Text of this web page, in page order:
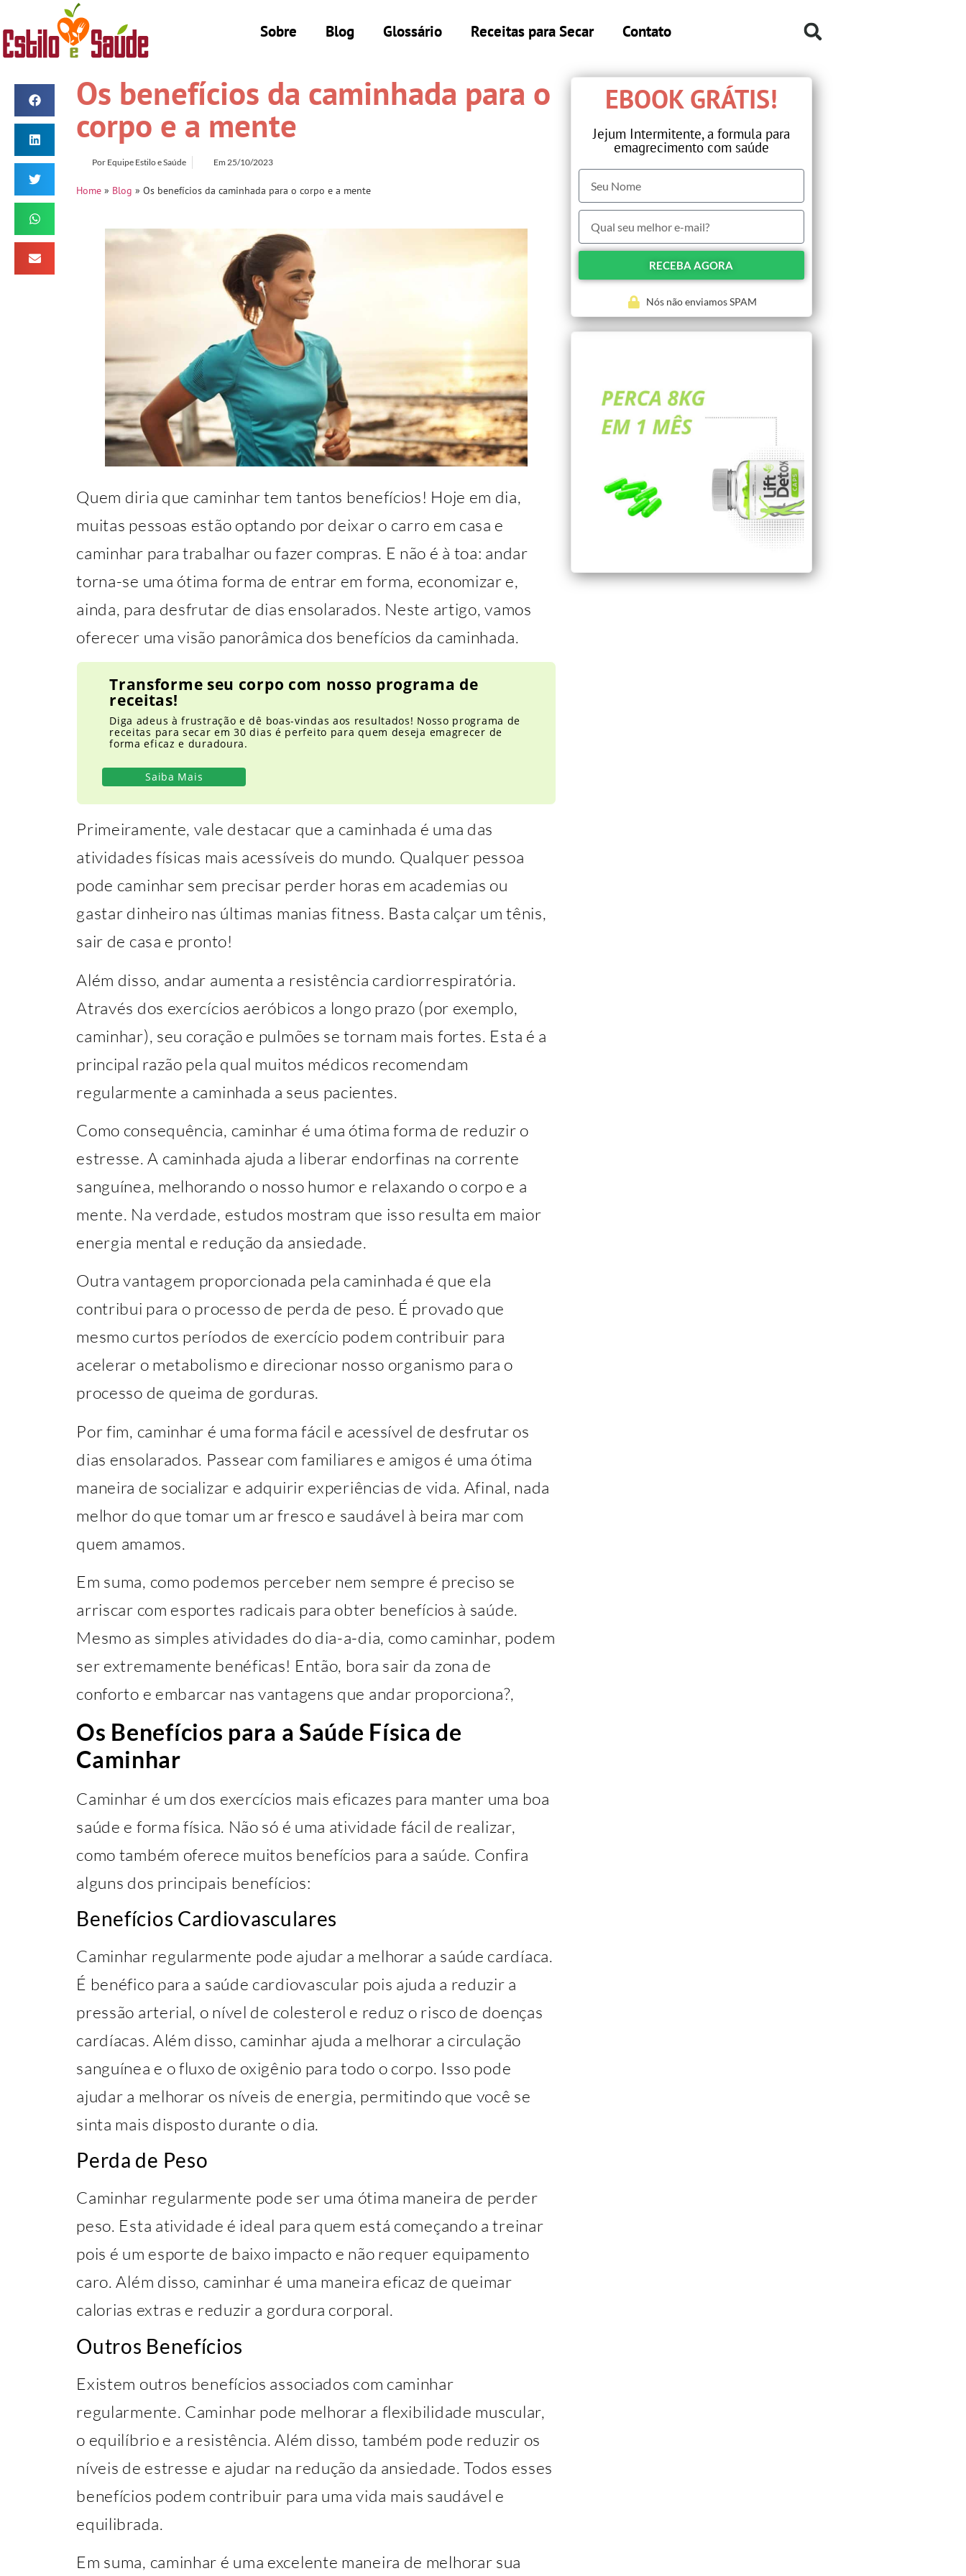
Sobre Blog Glossário Receitas para Secar Contato
Os benefícios da caminhada para o
corpo e a mente
Por Equipe Estilo e Saúde Em 25/10/2023
Home » Blog »Os benefícios da caminhada para o corpo e a mente
Quem diria que caminhar tem tantos benefícios! Hoje em dia,
muitas pessoas estão optando por deixar o carro em casa e
caminhar para trabalhar ou fazer compras. E não é à toa: andar
torna-se uma ótima forma de entrar em forma, economizar e,
ainda, para desfrutar de dias ensolarados. Neste artigo, vamos
oferecer uma visão panorâmica dos benefícios da caminhada.
Transforme seu corpo com nosso programa de
receitas!
Diga adeus à frustração e dê boas-vindas aos resultados! Nosso programa de
receitas para secar em 30 dias é perfeito para quem deseja emagrecer de
forma eficaz e duradoura.
Saiba Mais
Primeiramente, vale destacar que a caminhada é uma das
atividades físicas mais acessíveis do mundo. Qualquer pessoa
pode caminhar sem precisar perder horas em academias ou
gastar dinheiro nas últimas manias fitness. Basta calçar um tênis,
sair de casa e pronto!
Além disso, andar aumenta a resistência cardiorrespiratória.
Através dos exercícios aeróbicos a longo prazo (por exemplo,
caminhar), seu coração e pulmões se tornam mais fortes. Esta é a
principal razão pela qual muitos médicos recomendam
regularmente a caminhada a seus pacientes.
Como consequência, caminhar é uma ótima forma de reduzir o
estresse. A caminhada ajuda a liberar endorfinas na corrente
sanguínea, melhorando o nosso humor e relaxando o corpo e a
mente. Na verdade, estudos mostram que isso resulta em maior
energia mental e redução da ansiedade.
Outra vantagem proporcionada pela caminhada é que ela
contribui para o processo de perda de peso. É provado que
mesmo curtos períodos de exercício podem contribuir para
acelerar o metabolismo e direcionar nosso organismo para o
processo de queima de gorduras.
Por fim, caminhar é uma forma fácil e acessível de desfrutar os
dias ensolarados. Passear com familiares e amigos é uma ótima
maneira de socializar e adquirir experiências de vida. Afinal, nada
melhor do que tomar um ar fresco e saudável à beira mar com
quem amamos.
Em suma, como podemos perceber nem sempre é preciso se
arriscar com esportes radicais para obter benefícios à saúde.
Mesmo as simples atividades do dia-a-dia, como caminhar, podem
ser extremamente benéficas! Então, bora sair da zona de
conforto e embarcar nas vantagens que andar proporciona?,
Os Benefícios para a Saúde Física de
Caminhar
Caminhar é um dos exercícios mais eficazes para manter uma boa
saúde e forma física. Não só é uma atividade fácil de realizar,
como também oferece muitos benefícios para a saúde. Confira
alguns dos principais benefícios:
Benefícios Cardiovasculares
Caminhar regularmente pode ajudar a melhorar a saúde cardíaca.
É benéfico para a saúde cardiovascular pois ajuda a reduzir a
pressão arterial, o nível de colesterol e reduz o risco de doenças
cardíacas. Além disso, caminhar ajuda a melhorar a circulação
sanguínea e o fluxo de oxigênio para todo o corpo. Isso pode
ajudar a melhorar os níveis de energia, permitindo que você se
sinta mais disposto durante o dia.
Perda de Peso
Caminhar regularmente pode ser uma ótima maneira de perder
peso. Esta atividade é ideal para quem está começando a treinar
pois é um esporte de baixo impacto e não requer equipamento
caro. Além disso, caminhar é uma maneira eficaz de queimar
calorias extras e reduzir a gordura corporal.
Outros Benefícios
Existem outros benefícios associados com caminhar
regularmente. Caminhar pode melhorar a flexibilidade muscular,
o equilíbrio e a resistência. Além disso, também pode reduzir os
níveis de estresse e ajudar na redução da ansiedade. Todos esses
benefícios podem contribuir para uma vida mais saudável e
equilibrada.
Em suma, caminhar é uma excelente maneira de melhorar sua
EBOOK GRÁTIS!​
Jejum Intermitente, a formula para
emagrecimento com saúde​
RECEBA AGORA
Nós não enviamos SPAM